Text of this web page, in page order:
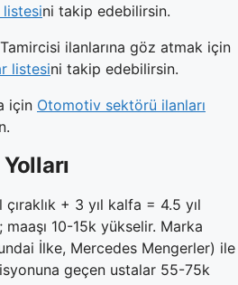
listesini takip edebilirsin.
ilanlarına göz atmak için
listesini takip edebilirsin.
için Otomotiv sektörü ilanları
+ 3 yıl kalfa = 4.5 yıl
maaşı 10-15k yükselir. Marka
İlke, Mercedes Mengerler) ile
geçen ustalar 55-75k